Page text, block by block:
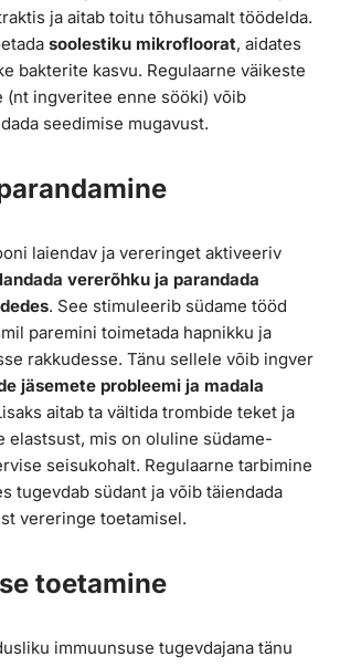
ja aitab toitu tõhusamalt töödelda.
soolestiku mikrofloorat, aidates
bakterite kasvu. Regulaarne väikeste
(nt ingveritee enne sööki) võib
seedimise mugavust.
laiendav ja vereringet aktiveeriv
vererõhku ja parandada
. See stimuleerib südame tööd
paremini toimetada hapnikku ja
rakkudesse. Tänu sellele võib ingver
jäsemete probleemi ja madala
aitab ta vältida trombide teket ja
elastsust, mis on oluline südame-
seisukohalt. Regulaarne tarbimine
tugevdab südant ja võib täiendada
vereringe toetamisel.
toetamine
immuunsuse tugevdajana tänu